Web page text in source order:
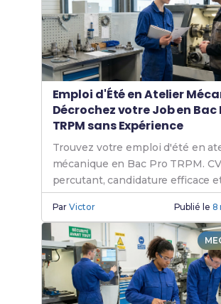
Emploi d'Été en Atelier
Décrochez votre Job en Bac
TRPM sans Expérience
Trouvez votre emploi d'été en
mécanique en Bac Pro TRPM. CV
percutant, candidature efficace
concrètes même sans
ParVictor Publié le 8